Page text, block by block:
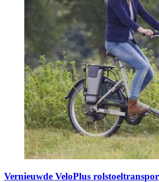
Vernieuwde VeloPlus